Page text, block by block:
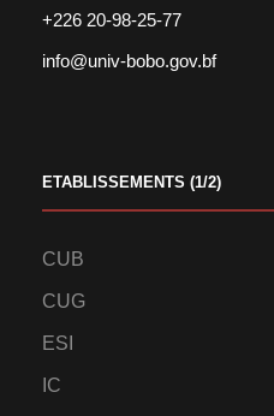
+226 20-98-25-77
info@univ-bobo.gov.bf
ETABLISSEMENTS (1/2)
CUB
CUG
ESI
IC